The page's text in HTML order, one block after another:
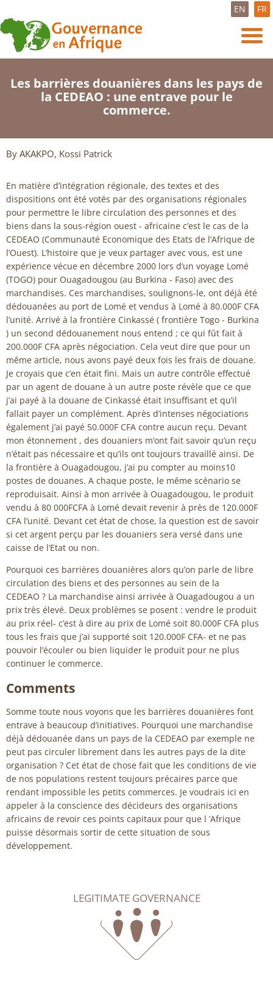
EN FR
Les barrières douanières dans les pays de
la CEDEAO : une entrave pour le
commerce.
By AKAKPO, Kossi Patrick
En matière d’intégration régionale, des textes et des
dispositions ont été votés par des organisations régionales
pour permettre le libre circulation des personnes et des
biens dans la sous-région ouest - africaine c’est le cas de la
CEDEAO (Communauté Economique des Etats de l’Afrique de
l’Ouest). L’histoire que je veux partager avec vous, est une
expérience vécue en décembre 2000 lors d’un voyage Lomé
(TOGO) pour Ouagadougou (au Burkina - Faso) avec des
marchandises. Ces marchandises, soulignons-le, ont déjà été
dédouanées au port de Lomé et vendus à Lomé à 80.000F CFA
l’unité. Arrivé à la frontière Cinkassé ( frontière Togo - Burkina
) un second dédouanement nous entend ; ce qui fût fait à
200.000F CFA après négociation. Cela veut dire que pour un
même article, nous avons payé deux fois les frais de douane.
Je croyais que c’en était fini. Mais un autre contrôle effectué
par un agent de douane à un autre poste révèle que ce que
j’ai payé à la douane de Cinkassé était insuffisant et qu’il
fallait payer un complément. Après d’intenses négociations
également j’ai payé 50.000F CFA contre aucun reçu. Devant
mon étonnement , des douaniers m’ont fait savoir qu’un reçu
n’était pas nécessaire et qu’ils ont toujours travaillé ainsi. De
la frontière à Ouagadougou, j’ai pu compter au moins10
postes de douanes. A chaque poste, le même scénario se
reproduisait. Ainsi à mon arrivée à Ouagadougou, le produit
vendu à 80 000FCFA à Lomé devait revenir à près de 120.000F
CFA l’unité. Devant cet état de chose, la question est de savoir
si cet argent perçu par les douaniers sera versé dans une
caisse de l’Etat ou non.
Pourquoi ces barrières douanières alors qu’on parle de libre
circulation des biens et des personnes au sein de la
CEDEAO ? La marchandise ainsi arrivée à Ouagadougou a un
prix très élevé. Deux problèmes se posent : vendre le produit
au prix réel- c’est à dire au prix de Lomé soit 80.000F CFA plus
tous les frais que j’ai supporté soit 120.000F CFA- et ne pas
pouvoir l’écouler ou bien liquider le produit pour ne plus
continuer le commerce.
Comments
Somme toute nous voyons que les barrières douanières font
entrave à beaucoup d’initiatives. Pourquoi une marchandise
déjà dédouanée dans un pays de la CEDEAO par exemple ne
peut pas circuler librement dans les autres pays de la dite
organisation ? Cet état de chose fait que les conditions de vie
de nos populations restent toujours précaires parce que
rendant impossible les petits commerces. Je voudrais ici en
appeler à la conscience des décideurs des organisations
africains de revoir ces points capitaux pour que l ’Afrique
puisse désormais sortir de cette situation de sous
développement.
LEGITIMATE GOVERNANCE